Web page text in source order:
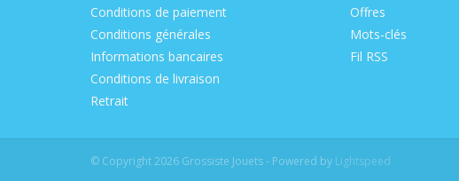
Conditions de paiement
Conditions générales
Informations bancaires
Conditions de livraison
Retrait
Offres
Mots-clés
Fil RSS
© Copyright 2026 Grossiste Jouets - Powered by Lightspeed